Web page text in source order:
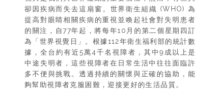
卻因疾病而失去這扇窗。世界衛生組織 (WHO) 為
提高對眼睛相關疾病的重視並喚起社會對失明患者
的關注，自77年起，將每年10月的第二個星期四訂
為「世界視覺日」。根據112年衛生福利部的統計數
據，全台約有近5萬4千名視障者，其中9成以上是
中途失明者，這些視障者在日常生活中往往面臨許
多不便與挑戰。透過持續的關懷與正確的協助，能
夠幫助視障者克服困難，迎接更好的生活品質。